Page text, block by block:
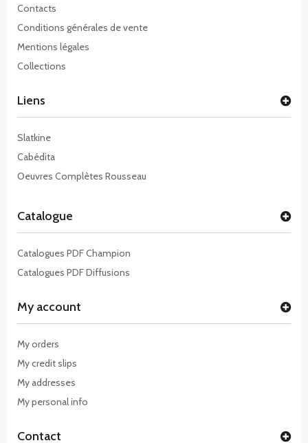
Contacts
Conditions générales de vente
Mentions légales
Collections
Liens
Slatkine
Cabédita
Oeuvres Complètes Rousseau
Catalogue
Catalogues PDF Champion
Catalogues PDF Diffusions
My account
My orders
My credit slips
My addresses
My personal info
Contact